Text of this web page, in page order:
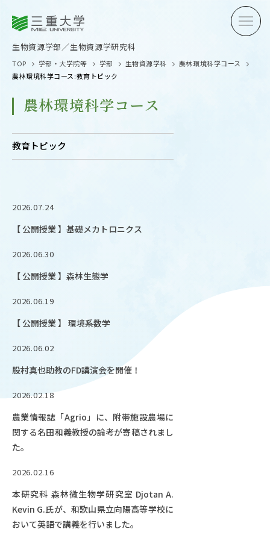
生物資源学部 生物資源学研究科
OUR OPEN
学問探求セミナー
ABOUT
学部概要
ADMISSION
入試情報
TOP 学部・大学院等 学部 生物資源学科
農林環境科学コース
農林環境科学コース:教育トピック
農林環境科学コース
教育トピック
2026.07.24
【 公開授業 】基礎メカトロニクス
2026.06.30
【 公開授業 】森林生態学
2026.06.19
【 公開授業 】 環境系数学
2026.06.02
股村真也助教のFD講演会を開催！
2026.02.18
農業情報誌「Agrio」に、附帯施設農場に
関する名田和義教授の論考が寄稿されまし
た。
2026.02.16
本研究科 森林微生物学研究室 Djotan A.
Kevin G.氏が、和歌山県立向陽高等学校に
おいて英語で講義を行いました。